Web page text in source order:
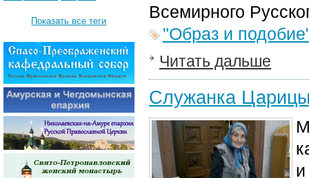
Всемирного
"Образ и
Читать дальше
Служанка
Показать все теги